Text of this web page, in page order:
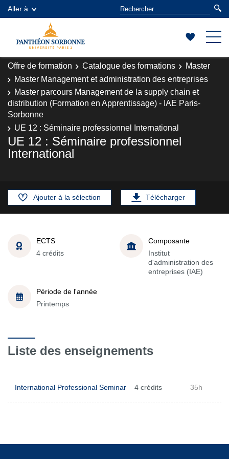
Aller à
Offre de formation Catalogue des formations
Master
Master Management et administration des entreprises
Master parcours Management de la supply chain et
distribution (Formation en Apprentissage) - IAE Paris-
Sorbonne
UE 12 : Séminaire professionnel International
UE 12 : Séminaire professionnel
International
Ajouter à la sélection Télécharger
ECTS
4 crédits
Composante
Institut
d'administration des
entreprises (IAE)
Période de l'année
Printemps
Liste des enseignements
International Professional Seminar 4 crédits 35h